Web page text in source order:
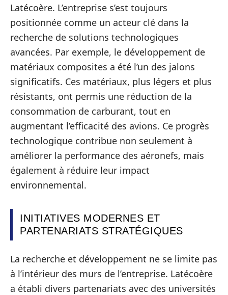
Latécoère. L’entreprise s’est toujours
positionnée comme un acteur clé dans la
recherche de solutions technologiques
avancées. Par exemple, le développement de
matériaux composites a été l’un des jalons
significatifs. Ces matériaux, plus légers et plus
résistants, ont permis une réduction de la
consommation de carburant, tout en
augmentant l’efficacité des avions. Ce progrès
technologique contribue non seulement à
améliorer la performance des aéronefs, mais
également à réduire leur impact
environnemental.
INITIATIVES MODERNES ET
PARTENARIATS STRATÉGIQUES
La recherche et développement ne se limite pas
à l’intérieur des murs de l’entreprise. Latécoère
a établi divers partenariats avec des universités